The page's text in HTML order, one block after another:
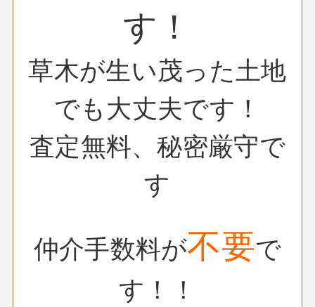
す！
草木が生い茂った土地
でも大丈夫です！
査定無料、秘密厳守で
す
仲介手数料が不要で
す！！